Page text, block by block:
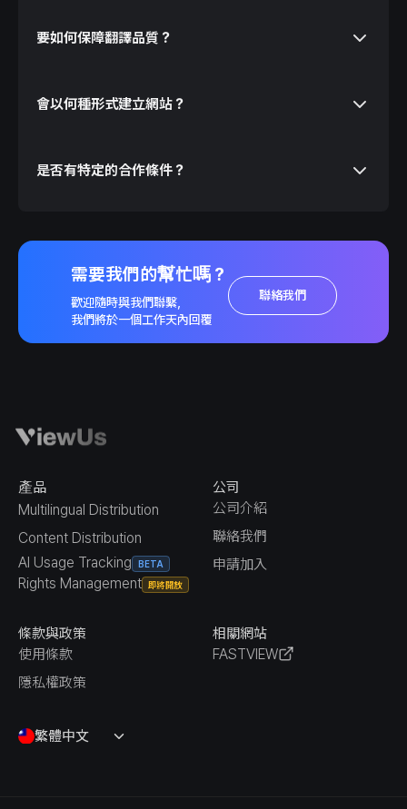
要如何保障翻譯品質？
會以何種形式建立網站？
是否有特定的合作條件？
需要我們的幫忙嗎？
歡迎隨時與我們聯繫，
我們將於一個工作天內回覆
聯絡我們
產品
Multilingual Distribution
Content Distribution
AI Usage Tracking
BETA
Rights Management 即將開放
公司
公司介紹
聯絡我們
申請加入
條款與政策
使用條款
隱私權政策
相關網站
FASTVIEW
繁體中文